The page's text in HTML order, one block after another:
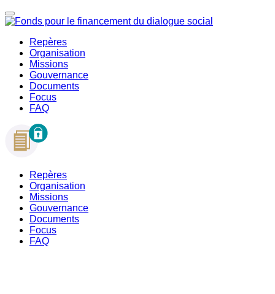
Repères
Organisation
Missions
Gouvernance
Documents
Focus
FAQ
Repères
Organisation
Missions
Gouvernance
Documents
Focus
FAQ